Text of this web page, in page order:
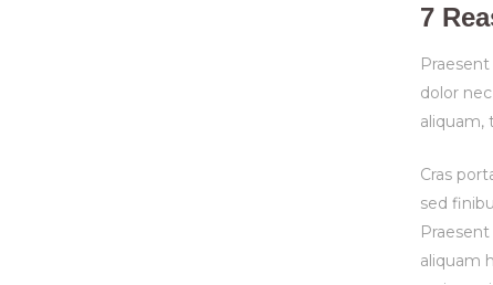
7
dolor
aliquam,
Cras
sed
aliquam